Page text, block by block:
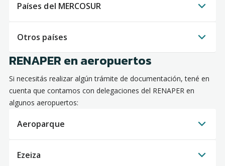
Países del MERCOSUR
Otros países
RENAPER en aeropuertos
Si necesitás realizar algún trámite de documentación, tené en
cuenta que contamos con delegaciones del RENAPER en
algunos aeropuertos:
Aeroparque
Ezeiza